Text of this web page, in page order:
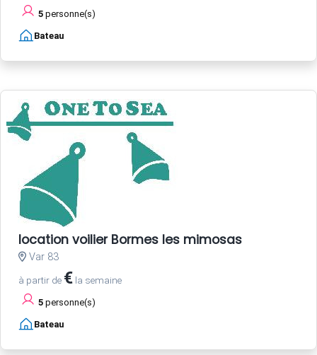
5 personne(s)
Bateau
location voilier Bormes les mimosas
Var 83
à partir de € la semaine
5 personne(s)
Bateau